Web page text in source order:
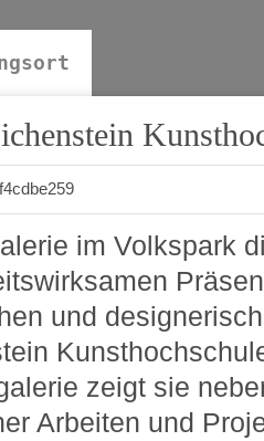
im Volkspark
und
zeigt sie
Arbeiten und